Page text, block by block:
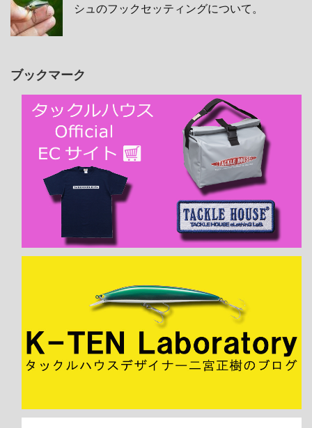
シュのフックセッティングについて。
ブックマーク